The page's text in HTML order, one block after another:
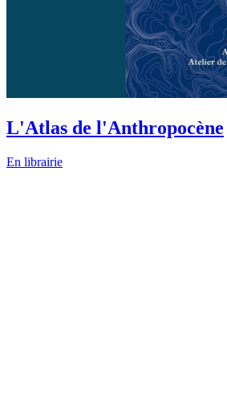
L'Atlas de l'Anthropocène
En librairie